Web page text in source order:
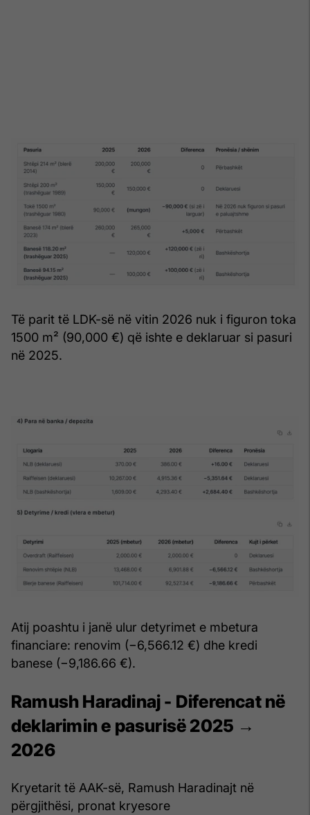
Të parit të LDK-së në vitin 2026 nuk i figuron toka
1500 m² (90,000 €) që ishte e deklaruar si pasuri
në 2025.
Atij poashtu i janë ulur detyrimet e mbetura
financiare: renovim (−6,566.12 €) dhe kredi
banese (−9,186.66 €).
Ramush Haradinaj - Diferencat në
deklarimin e pasurisë 2025 →
2026
Kryetarit të AAK-së, Ramush Haradinajt në
përgjithësi, pronat kryesore